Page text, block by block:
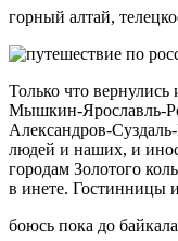
горный алтай,
Только что вернулись
Мышкин-Ярославль-
Александров-
людей и наших, и
городам Золотого
в инете. Гостинницы
боюсь пока до